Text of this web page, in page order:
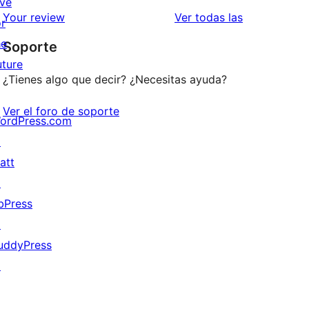
estrellas
de
estrellas
Your review Ver todas lasvaloraciones
Soporte
¿Tienes algo que decir? ¿Necesitas ayuda?
Ver el foro de soporte